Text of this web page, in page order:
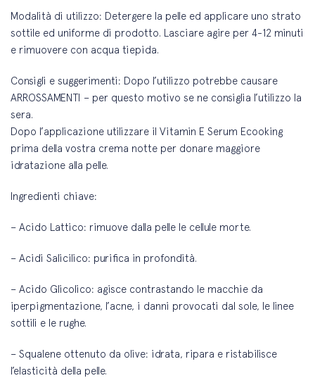
Modalità di utilizzo: Detergere la pelle ed applicare uno strato
sottile ed uniforme di prodotto. Lasciare agire per 4-12 minuti
e rimuovere con acqua tiepida.
Consigli e suggerimenti: Dopo l’utilizzo potrebbe causare
ARROSSAMENTI – per questo motivo se ne consiglia l’utilizzo la
sera.
Dopo l’applicazione utilizzare il Vitamin E Serum Ecooking
prima della vostra crema notte per donare maggiore
idratazione alla pelle.
Ingredienti chiave:
– Acido Lattico: rimuove dalla pelle le cellule morte.
– Acidi Salicilico: purifica in profondità.
– Acido Glicolico: agisce contrastando le macchie da
iperpigmentazione, l’acne, i danni provocati dal sole, le linee
sottili e le rughe.
– Squalene ottenuto da olive: idrata, ripara e ristabilisce
l’elasticità della pelle.